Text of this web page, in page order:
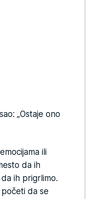
„Ostaje ono
ili
da ih
ih prigrlimo.
da se